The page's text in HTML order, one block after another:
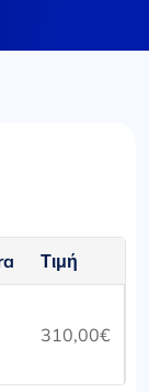
Τιμή
310,00€